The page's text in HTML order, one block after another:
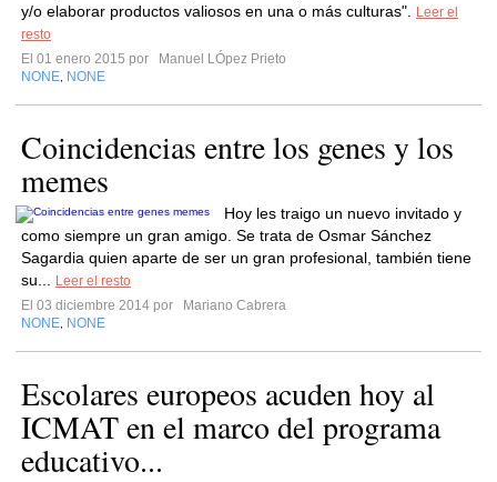
y/o elaborar productos valiosos en una o más culturas".
Leer el
resto
El 01 enero 2015 por
Manuel LÓpez Prieto
NONE NONE
Coincidencias entre los genes y los
memes
Hoy les traigo un nuevo invitado y
como siempre un gran amigo. Se trata de Osmar Sánchez
Sagardia quien aparte de ser un gran profesional, también tiene
su...
Leer el resto
El 03 diciembre 2014 por
Mariano Cabrera
NONE NONE
Escolares europeos acuden hoy al
ICMAT en el marco del programa
educativo...